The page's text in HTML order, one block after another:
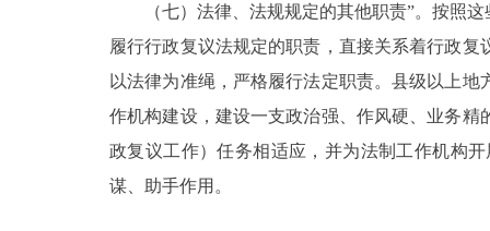
（七）法律、法规规定的其他职责”。按照这
履行行政复议法规定的职责，直接关系着行政
以法律为准绳，严格履行法定职责。县级以上
作机构建设，建设一支政治强、作风硬、业务
政复议工作）任务相适应，并为法制工作机构
谋、助手作用。